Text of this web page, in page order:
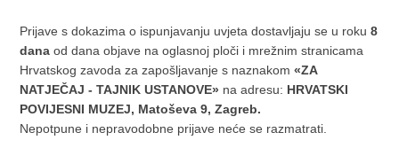
Prijave s dokazima o ispunjavanju uvjeta dostavljaju se u roku8
dana od dana objave na oglasnoj ploči i mrežnim stranicama
Hrvatskog zavoda za zapošljavanje s naznakom«ZA
NATJEČAJ - TAJNIK USTANOVE» na adresu: HRVATSKI
POVIJESNI MUZEJ, Matoševa 9, Zagreb.
Nepotpune i nepravodobne prijave neće se razmatrati.